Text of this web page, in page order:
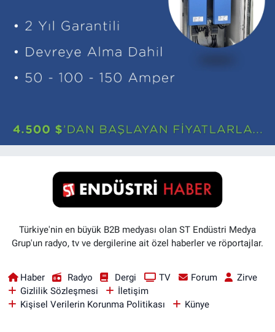
Türkiye'nin en büyük B2B medyası olan ST Endüstri Medya
Grup'un radyo, tv ve dergilerine ait özel haberler ve röportajlar.
Haber Radyo Dergi TV Forum
Zirve
Gizlilik Sözleşmesi
İletişim
Kişisel Verilerin Korunma Politikası
Künye